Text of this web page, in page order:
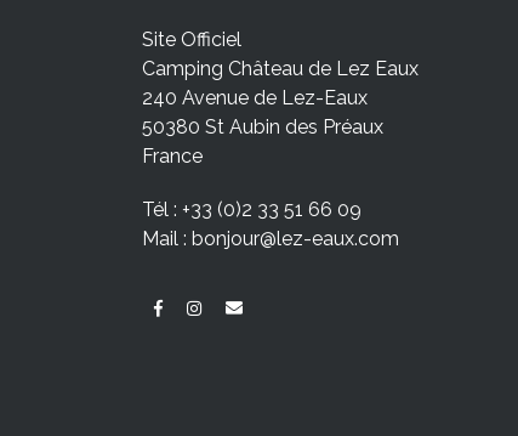
Site Officiel
Camping Château de Lez Eaux
240 Avenue de Lez-Eaux
50380 St Aubin des Préaux
France
Tél : +33 (0)2 33 51 66 09
Mail : bonjour@lez-eaux.com